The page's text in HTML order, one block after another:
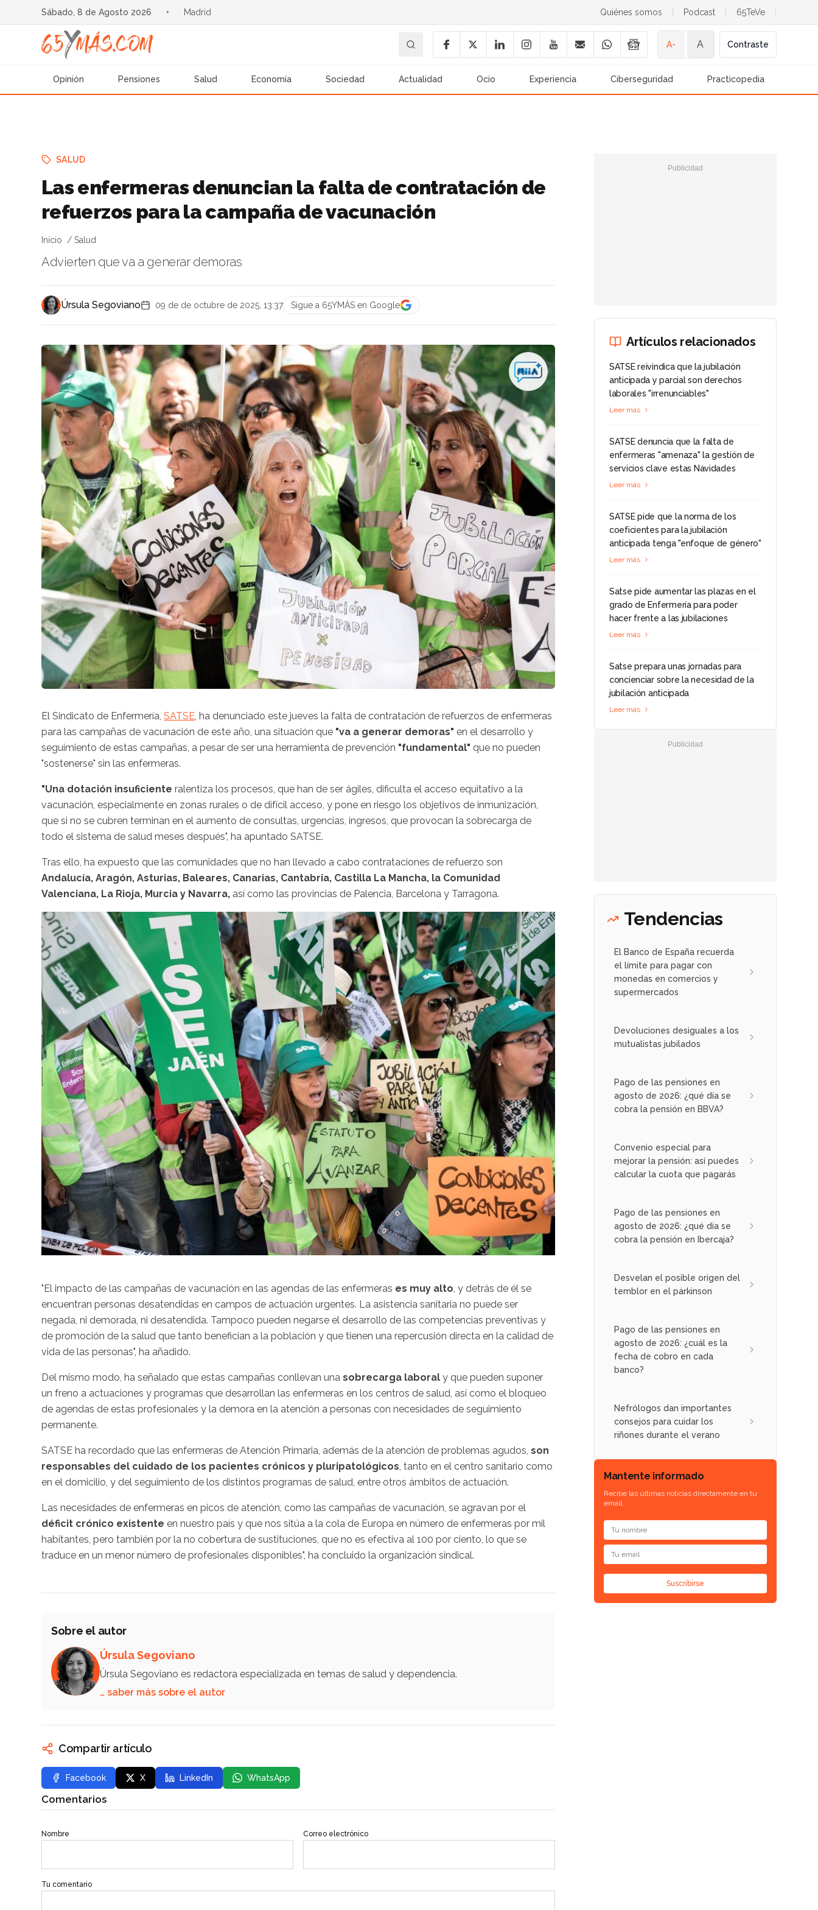
Sábado, 8 de Agosto 2026 • Madrid Quiénes somos Podcast 65TeVe
A- A Contraste
Opinión Pensiones Salud Economía Sociedad Actualidad Ocio Experiencia Ciberseguridad Practicopedia
SALUD
Las enfermeras denuncian la falta de contratación de
refuerzos para la campaña de vacunación
Inicio Salud
Advierten que va a generar demoras
Úrsula Segoviano 09 de de octubre de 2025, 13:37 Sigue a 65YMÁS en Google
El Sindicato de Enfermería, SATSE , ha denunciado este jueves la falta de contratación de refuerzos de enfermeras
para las campañas de vacunación de este año, una situación que "va a generar demoras" en el desarrollo y
seguimiento de estas campañas, a pesar de ser una herramienta de prevención "fundamental" que no pueden
"sostenerse" sin las enfermeras.
"Una dotación insuficiente ralentiza los procesos, que han de ser ágiles, dificulta el acceso equitativo a la
vacunación, especialmente en zonas rurales o de difícil acceso, y pone en riesgo los objetivos de inmunización,
que si no se cubren terminan en el aumento de consultas, urgencias, ingresos, que provocan la sobrecarga de
todo el sistema de salud meses después", ha apuntado SATSE.
Tras ello, ha expuesto que las comunidades que no han llevado a cabo contrataciones de refuerzo son
Andalucía, Aragón, Asturias, Baleares, Canarias, Cantabria, Castilla La Mancha, la Comunidad
Valenciana, La Rioja, Murcia y Navarra, así como las provincias de Palencia, Barcelona y Tarragona.
"El impacto de las campañas de vacunación en las agendas de las enfermeras es muy alto, y detrás de él se
encuentran personas desatendidas en campos de actuación urgentes. La asistencia sanitaria no puede ser
negada, ni demorada, ni desatendida. Tampoco pueden negarse el desarrollo de las competencias preventivas y
de promoción de la salud que tanto benefician a la población y que tienen una repercusión directa en la calidad de
vida de las personas", ha añadido.
Del mismo modo, ha señalado que estas campañas conllevan una sobrecarga laboral y que pueden suponer
un freno a actuaciones y programas que desarrollan las enfermeras en los centros de salud, así como el bloqueo
de agendas de estas profesionales y la demora en la atención a personas con necesidades de seguimiento
permanente.
SATSE ha recordado que las enfermeras de Atención Primaria, además de la atención de problemas agudos, son
responsables del cuidado de los pacientes crónicos y pluripatológicos, tanto en el centro sanitario como
en el domicilio, y del seguimiento de los distintos programas de salud, entre otros ámbitos de actuación.
Las necesidades de enfermeras en picos de atención, como las campañas de vacunación, se agravan por el
déficit crónico existente en nuestro país y que nos sitúa a la cola de Europa en número de enfermeras por mil
habitantes, pero también por la no cobertura de sustituciones, que no es efectiva al 100 por ciento, lo que se
traduce en un menor número de profesionales disponibles", ha concluido la organización sindical.
Sobre el autor
Úrsula Segoviano
Úrsula Segoviano es redactora especializada en temas de salud y dependencia.
… saber más sobre el autor
Compartir artículo
Facebook X LinkedIn WhatsApp
Comentarios
Nombre Correo electrónico
Tu comentario
Artículos relacionados
SATSE reivindica que la jubilación
anticipada y parcial son derechos
laborales "irrenunciables"
Leer más
SATSE denuncia que la falta de
enfermeras "amenaza" la gestión de
servicios clave estas Navidades
Leer más
SATSE pide que la norma de los
coeficientes para la jubilación
anticipada tenga "enfoque de género"
Leer más
Satse pide aumentar las plazas en el
grado de Enfermería para poder
hacer frente a las jubilaciones
Leer más
Satse prepara unas jornadas para
concienciar sobre la necesidad de la
jubilación anticipada
Leer más
Tendencias
El Banco de España recuerda
el límite para pagar con
monedas en comercios y
supermercados
Devoluciones desiguales a los
mutualistas jubilados
Pago de las pensiones en
agosto de 2026: ¿qué día se
cobra la pensión en BBVA?
Convenio especial para
mejorar la pensión: así puedes
calcular la cuota que pagarás
Pago de las pensiones en
agosto de 2026: ¿qué día se
cobra la pensión en Ibercaja?
Desvelan el posible origen del
temblor en el párkinson
Pago de las pensiones en
agosto de 2026: ¿cuál es la
fecha de cobro en cada
banco?
Nefrólogos dan importantes
consejos para cuidar los
riñones durante el verano
Mantente informado
Recibe las últimas noticias directamente en tu
email.
Suscribirse